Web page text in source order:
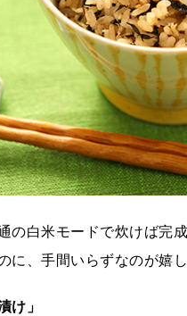
の白米モードで炊けば完
に、手間いらずなのが嬉
け」